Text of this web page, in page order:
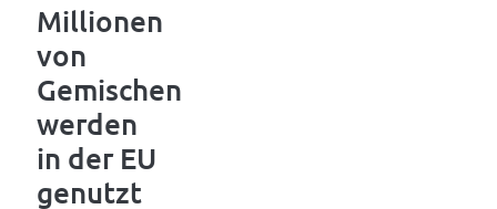
Millionen
von
Gemischen
werden
in der EU
genutzt